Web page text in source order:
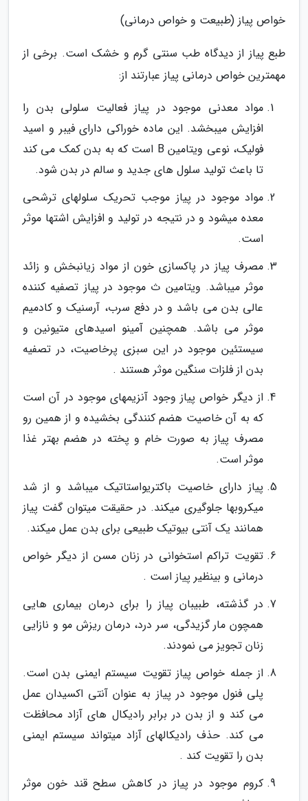
خواص پیاز (طبیعت و خواص درمانی)
طبع پیاز از دیدگاه طب سنتی گرم و خشک است. برخی از
مهمترین خواص درمانی پیاز عبارتند از:
مواد معدنی موجود در پیاز فعالیت سلولی بدن را
افزایش میبخشد. این ماده خوراکی دارای فیبر و اسید
فولیک، نوعی ویتامین B است که به بدن کمک می کند
تا باعث تولید سلول های جدید و سالم در بدن شود.
مواد موجود در پیاز موجب تحریک سلولهای ترشحی
معده میشود و در نتیجه در تولید و افزایش اشتها موثر
است.
مصرف پیاز در پاکسازی خون از مواد زیانبخش و زائد
موثر میباشد. ویتامین ث موجود در پیاز تصفیه کننده
عالی بدن می باشد و در دفع سرب، آرسنیک و کادمیم
موثر می باشد. همچنین آمینو اسیدهای متیونین و
سیستئین موجود در این سبزی پرخاصیت، در تصفیه
بدن از فلزات سنگین موثر هستند .
از دیگر خواص پیاز وجود آنزیمهای موجود در آن است
که به آن خاصیت هضم کنندگی بخشیده و از همین رو
مصرف پیاز به صورت خام و پخته در هضم بهتر غذا
موثر است.
پیاز دارای خاصیت باکتریواستاتیک میباشد و از شد
میکروبها جلوگیری میکند. در حقیقت میتوان گفت پیاز
همانند یک آنتی بیوتیک طبیعی برای بدن عمل میکند.
تقویت تراکم استخوانی در زنان مسن از دیگر خواص
درمانی و بینظیر پیاز است .
در گذشته، طبیبان پیاز را برای درمان بیماری هایی
همچون مار گزیدگی، سر درد، درمان ریزش مو و نازایی
زنان تجویز می نمودند.
از جمله خواص پیاز تقویت سیستم ایمنی بدن است.
پلی فنول موجود در پیاز به عنوان آنتی اکسیدان عمل
می کند و از بدن در برابر رادیکال های آزاد محافظت
می کند. حذف رادیکالهای آزاد میتواند سیستم ایمنی
بدن را تقویت کند .
کروم موجود در پیاز در کاهش سطح قند خون موثر